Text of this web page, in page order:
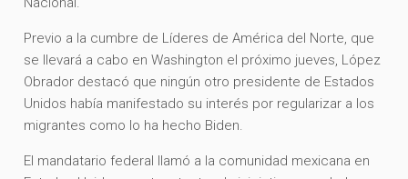
Previo a la cumbre de Líderes de América del Norte, que
se llevará a cabo en Washington el próximo jueves, López
Obrador destacó que ningún otro presidente de Estados
Unidos había manifestado su interés por regularizar a los
migrantes como lo ha hecho Biden.
El mandatario federal llamó a la comunidad mexicana en